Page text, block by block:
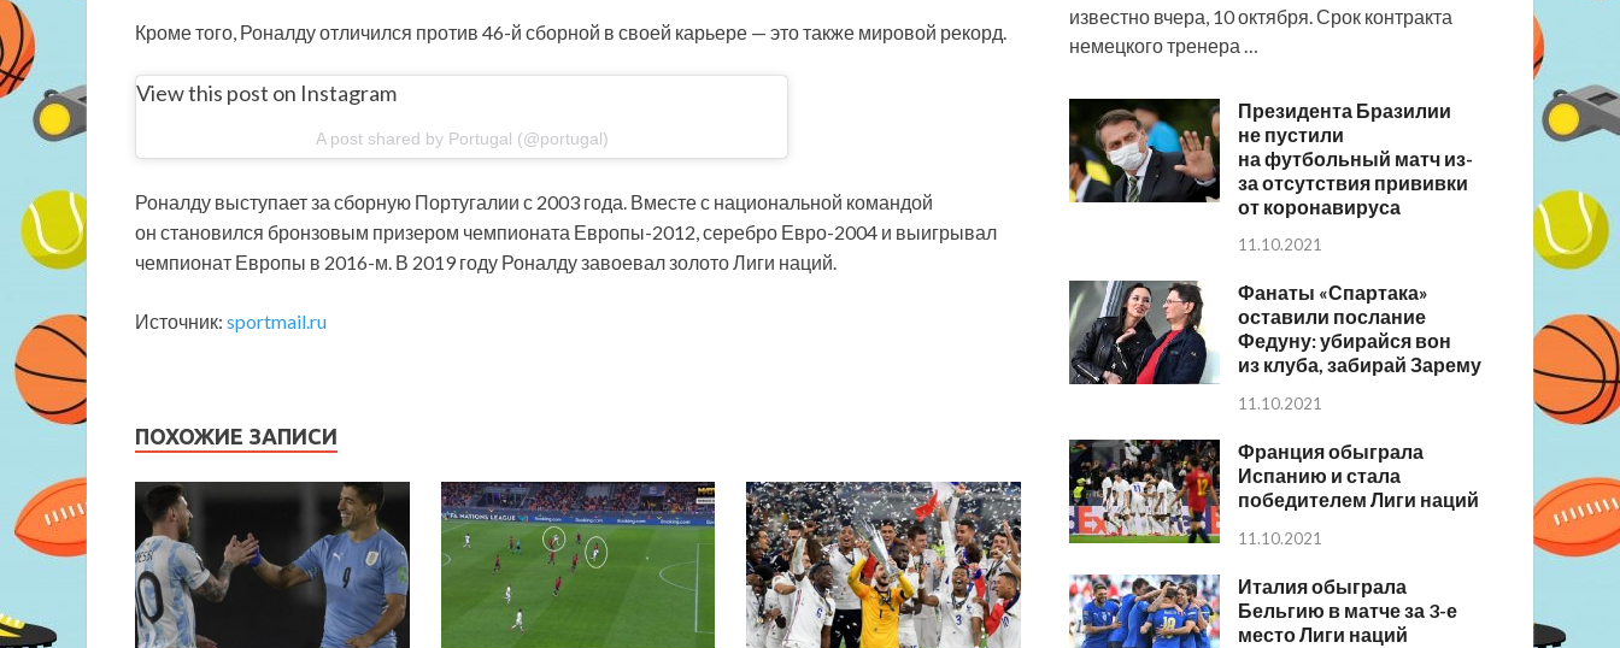
Кроме того, Роналду отличился против 46-й сборной в своей карьере — это также мировой рекорд.
View this post on Instagram
A post shared by Portugal (@portugal)
Роналду выступает за сборную Португалии с 2003 года. Вместе с национальной командой
он становился бронзовым призером чемпионата Европы-2012, серебро Евро-2004 и выигрывал
чемпионат Европы в 2016-м. В 2019 году Роналду завоевал золото Лиги наций.
Источник: sportmail.ru
ПОХОЖИЕ ЗАПИСИ
известно вчера, 10 октября. Срок контракта
немецкого тренера …
Президента Бразилии
не пустили
на футбольный матч из-
за отсутствия прививки
от коронавируса
11.10.2021
Фанаты «Спартака»
оставили послание
Федуну: убирайся вон
из клуба, забирай Зарему
11.10.2021
Франция обыграла
Испанию и стала
победителем Лиги наций
11.10.2021
Италия обыграла
Бельгию в матче за 3-е
место Лиги наций